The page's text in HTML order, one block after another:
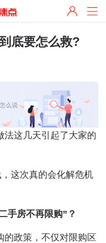
底要怎么救?
么说
法这几天引起了大家的
这次真的会化解危机
手房不再限购”？
政策，不仅对限购区